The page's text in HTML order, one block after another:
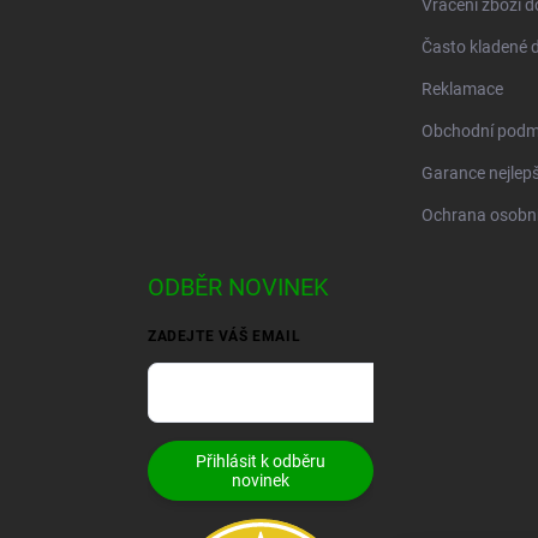
Vrácení zboží
Často kladené
Reklamace
Obchodní
Garance
Ochrana
ODBĚR NOVINEK
ZADEJTE VÁŠ EMAIL
Přihlásit k odběru
novinek